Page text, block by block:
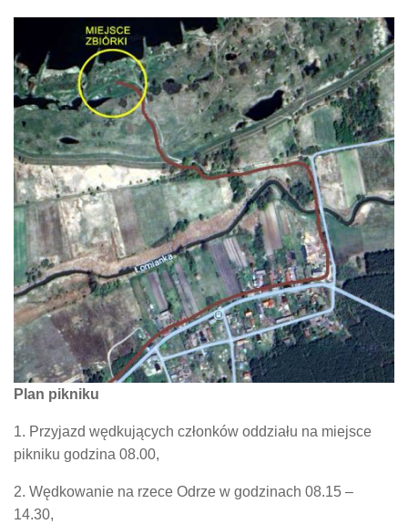
Plan pikniku
1. Przyjazd wędkujących członków oddziału na miejsce
pikniku godzina 08.00,
2. Wędkowanie na rzece Odrze w godzinach 08.15 –
14.30,